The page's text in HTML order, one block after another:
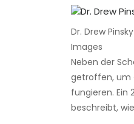
Dr. Drew
Images
Neben der
getroffen, um
fungieren. Ein
beschreibt,